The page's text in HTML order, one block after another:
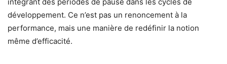
développement. Ce n’est pas un renoncement à la
performance, mais une manière de redéfinir la notion
même d’efficacité.